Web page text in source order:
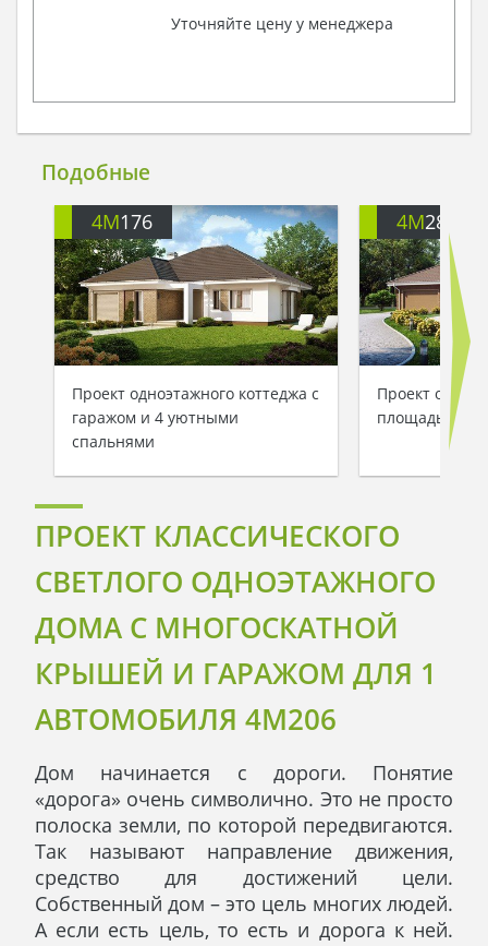
Уточняйте цену у менеджера
Подобные
4M176
Проект одноэтажного коттеджа с
гаражом и 4 уютными
спальнями
4M288
Проект
площадью
ПРОЕКТ КЛАССИЧЕСКОГО
СВЕТЛОГО ОДНОЭТАЖНОГО
ДОМА С МНОГОСКАТНОЙ
КРЫШЕЙ И ГАРАЖОМ ДЛЯ 1
АВТОМОБИЛЯ 4M206
Дом начинается с дороги. Понятие
«дорога» очень символично. Это не просто
полоска земли, по которой передвигаются.
Так называют направление движения,
средство для достижений цели.
Собственный дом – это цель многих людей.
А если есть цель, то есть и дорога к ней.